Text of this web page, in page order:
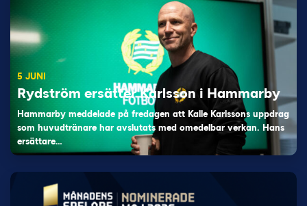
5 JUNI
Rydström ersätter Karlsson i Hammarby
Hammarby meddelade på fredagen att Kalle Karlssons uppdrag
som huvudtränare har avslutats med omedelbar verkan. Hans
ersättare…